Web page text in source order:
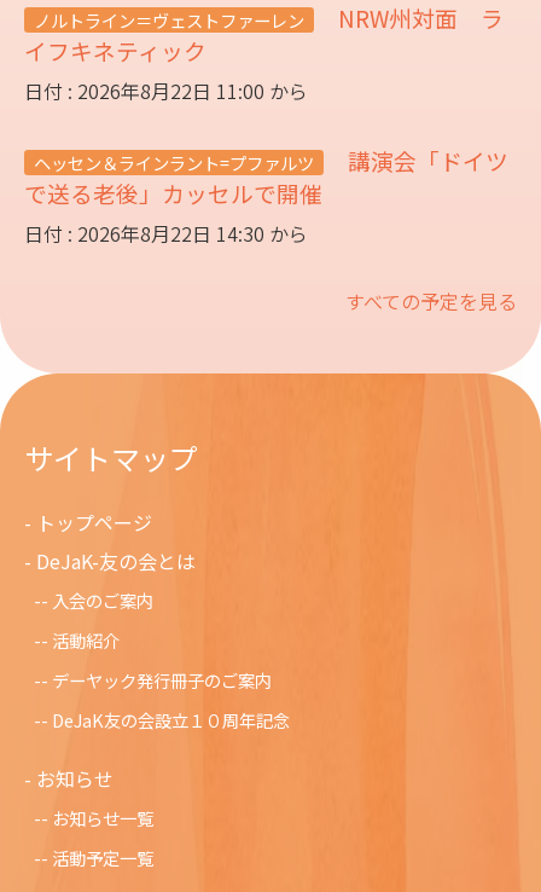
ノルトライン＝ヴェストファーレン
NRW州対面 ラ
イフキネティック
日付 : 2026年8月22日 11:00 から
ヘッセン＆ラインラント=プファルツ
講演会「ドイツ
で送る老後」カッセルで開催
日付 : 2026年8月22日 14:30 から
すべての予定を見る
サイトマップ
トップページ
DeJaK-友の会とは
入会のご案内
活動紹介
デーヤック発行冊子のご案内
DeJaK友の会設立１０周年記念
お知らせ
お知らせ一覧
活動予定一覧